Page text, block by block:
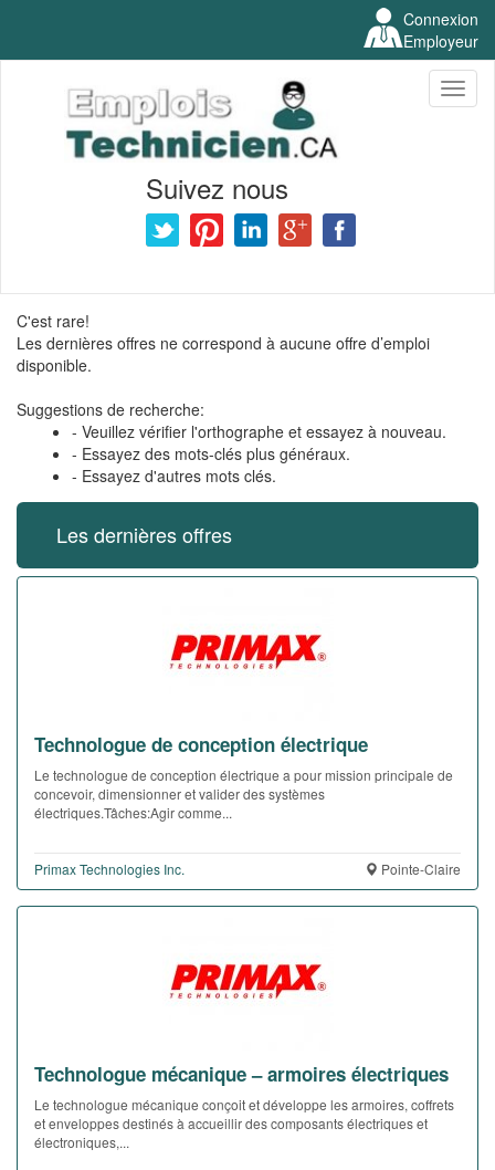
Connexion
Employeur
Suivez nous
C'est rare!
Les dernières offres ne correspond à aucune offre d’emploi
disponible.
Suggestions de recherche:
- Veuillez vérifier l'orthographe et essayez à nouveau.
- Essayez des mots-clés plus généraux.
- Essayez d'autres mots clés.
Les dernières offres
Technologue de conception électrique
Le technologue de conception électrique a pour mission principale de
concevoir, dimensionner et valider des systèmes
électriques.Tâches:Agir comme...
Primax Technologies Inc. Pointe-Claire
Technologue mécanique – armoires électriques
Le technologue mécanique conçoit et développe les armoires, coffrets
et enveloppes destinés à accueillir des composants électriques et
électroniques,...